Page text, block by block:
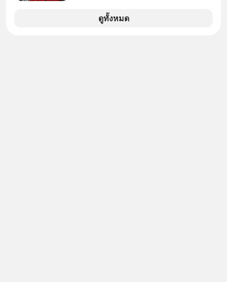
AI" ที่ผู้คนกำลังแห่ไล่ราคาอย่างบ้าคลั่ง
บทเรียนจากประวัติศาสตร์ 500 ปี บอก
ขายของเหมือนกันทุกอย่าง
ดูทั้งหมด